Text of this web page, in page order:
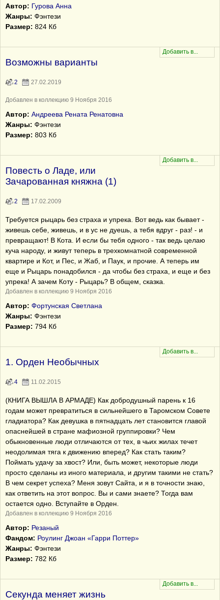
Автор: Гурова Анна
Жанры: Фэнтези
Размер: 824 Кб
Возможны варианты
2 27.02.2019
Добавлен в коллекцию 9 Ноября 2016
Автор: Андреева Рената Ренатовна
Жанры: Фэнтези
Размер: 803 Кб
Повесть о Ладе, или
Зачарованная княжна (1)
2 17.02.2009
Требуется рыцарь без страха и упрека. Вот ведь как бывает -
живешь себе, живешь, и в ус не дуешь, а тебя вдруг - раз! - и
превращают! В Кота. И если бы тебя одного - так ведь целаю
куча народу, и живут теперь в трехкомнатной современной
квартире и Кот, и Пес, и Жаб, и Паук, и прочие. А теперь им
еще и Рыцарь понадобился - да чтобы без страха, и еще и без
упрека! А зачем Коту - Рыцарь? В общем, сказка.
Добавлен в коллекцию 9 Ноября 2016
Автор: Фортунская Светлана
Жанры: Фэнтези
Размер: 794 Кб
1. Орден Необычных
4 11.02.2015
(КНИГА ВЫШЛА В АРМАДЕ) Как добродушный парень к 16
годам может превратиться в сильнейшего в Таромском Совете
гладиатора? Как девушка в пятнадцать лет становится главой
опаснейшей в стране мафиозной группировки? Чем
обыкновенные люди отличаются от тех, в чьих жилах течет
неодолимая тяга к движению вперед? Как стать таким?
Поймать удачу за хвост? Или, быть может, некоторые люди
просто сделаны из иного материала, и другим такими не стать?
В чем секрет успеха? Меня зовут Сайта, и я в точности знаю,
как ответить на этот вопрос. Вы и сами знаете? Тогда вам
остается одно. Вступайте в Орден.
Добавлен в коллекцию 9 Ноября 2016
Автор: Резаный
Фандом: Роулинг Джоан «Гарри Поттер»
Жанры: Фэнтези
Размер: 782 Кб
Секунда меняет жизнь